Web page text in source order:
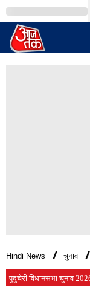
Hindi News चुनाव
पुदुचेरी विधानसभा चुनाव 2026